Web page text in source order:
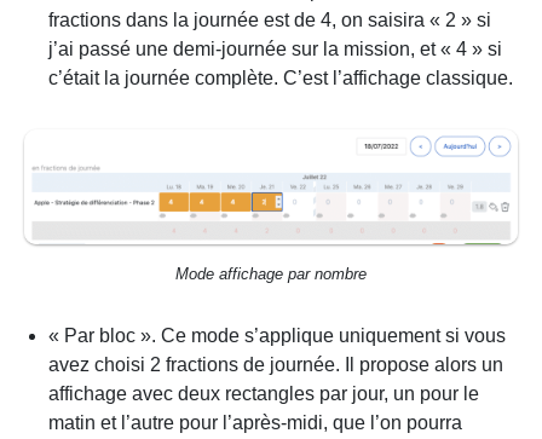
fractions dans la journée est de 4, on saisira « 2 » si
j’ai passé une demi-journée sur la mission, et « 4 » si
c’était la journée complète. C’est l’affichage classique.
Mode affichage par nombre
« Par bloc ». Ce mode s’applique uniquement si vous
avez choisi 2 fractions de journée. Il propose alors un
affichage avec deux rectangles par jour, un pour le
matin et l’autre pour l’après-midi, que l’on pourra